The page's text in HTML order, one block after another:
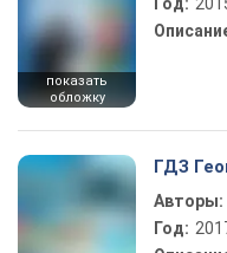
показать
обложку
ГДЗ
Авторы:
Год: